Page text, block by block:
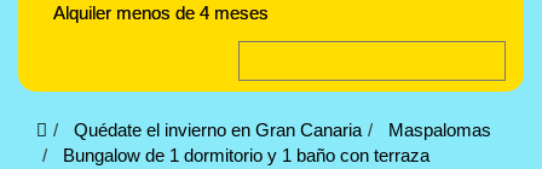
Alquiler menos de 4 meses
Quédate el invierno en Gran Canaria
Maspalomas
Bungalow de 1 dormitorio y 1 baño con terraza